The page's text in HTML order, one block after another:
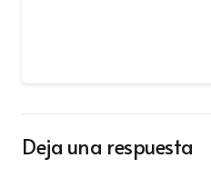
Deja una respuesta